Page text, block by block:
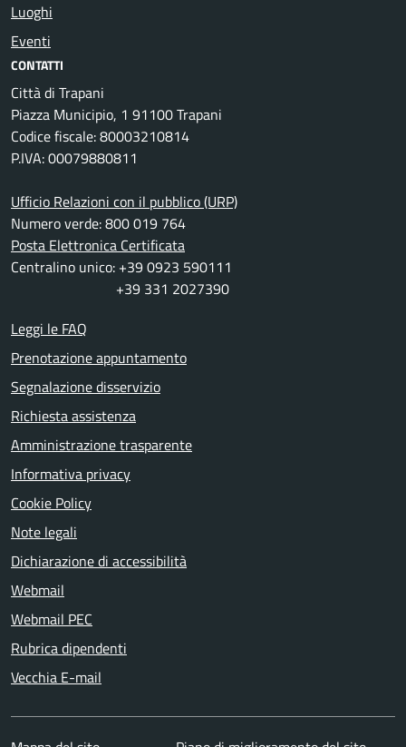
Luoghi
Eventi
CONTATTI
Città di Trapani
Piazza Municipio, 1 91100 Trapani
Codice fiscale: 80003210814
P.IVA: 00079880811
Ufficio Relazioni con il pubblico (URP)
Numero verde: 800 019 764
Posta Elettronica Certificata
Centralino unico: +39 0923 590111
+39 331 2027390
Leggi le FAQ
Prenotazione appuntamento
Segnalazione disservizio
Richiesta assistenza
Amministrazione trasparente
Informativa privacy
Cookie Policy
Note legali
Dichiarazione di accessibilità
Webmail
Webmail PEC
Rubrica dipendenti
Vecchia E-mail